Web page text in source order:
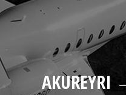
AKUREYRI